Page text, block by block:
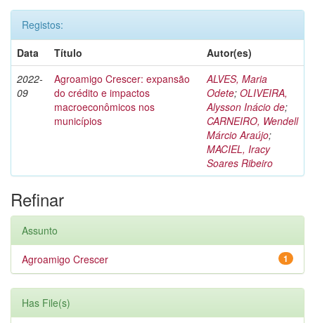
Registos:
Data
Título
Autor(es)
2022-
09
Agroamigo Crescer: expansão
do crédito e impactos
macroeconômicos nos
municípios
ALVES, Maria
Odete; OLIVEIRA,
Alysson Inácio de;
CARNEIRO, Wendell
Márcio Araújo;
MACIEL, Iracy
Soares Ribeiro
Refinar
Assunto
1
Agroamigo Crescer
Has File(s)